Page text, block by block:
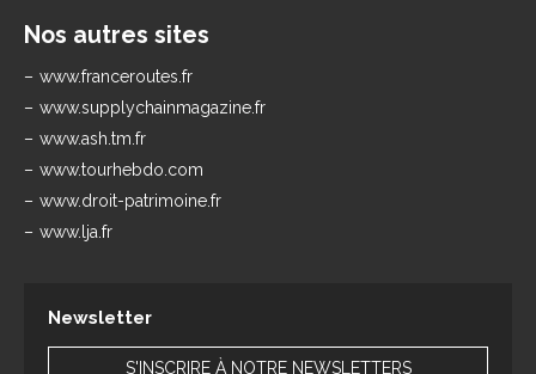
Nos autres sites
www.franceroutes.fr
www.supplychainmagazine.fr
www.ash.tm.fr
www.tourhebdo.com
www.droit-patrimoine.fr
www.lja.fr
Newsletter
S'INSCRIRE À NOTRE NEWSLETTERS